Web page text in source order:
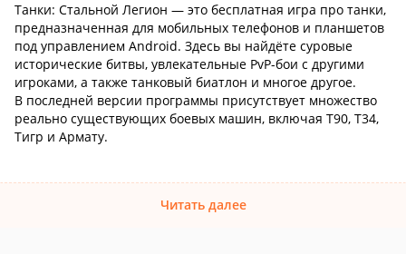
Танки: Стальной Легион — это бесплатная игра про танки,
предназначенная для мобильных телефонов и планшетов
под управлением Android. Здесь вы найдёте суровые
исторические битвы, увлекательные PvP-бои с другими
игроками, а также танковый биатлон и многое другое.
В последней версии программы присутствует множество
реально существующих боевых машин, включая Т90, Т34,
Тигр и Армату.
Читать далее